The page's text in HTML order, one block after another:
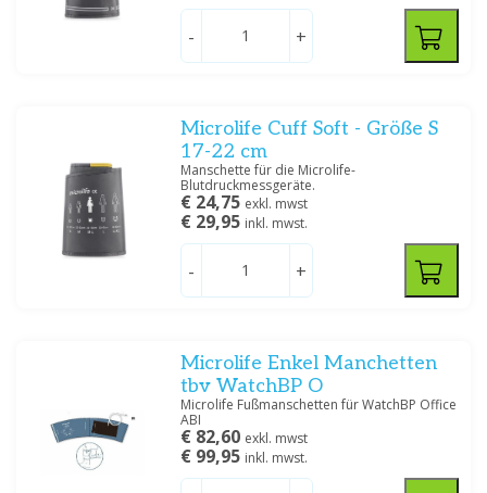
- +
Microlife Cuff Soft - Größe S
17-22 cm
Manschette für die Microlife-
Blutdruckmessgeräte.
€ 24,75 exkl. mwst
€ 29,95 inkl. mwst.
- +
Microlife Enkel Manchetten
tbv WatchBP O
Microlife Fußmanschetten für WatchBP Office
ABI
€ 82,60 exkl. mwst
€ 99,95 inkl. mwst.